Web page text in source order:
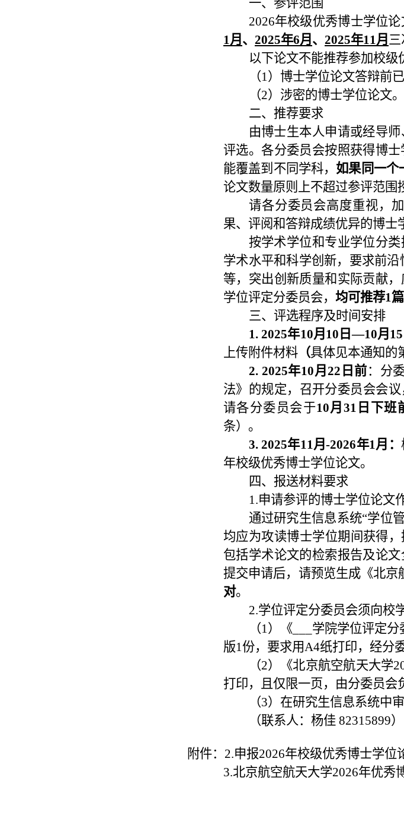
一、参评范围
2026年校级优秀博士学位
1月 、 2025年6月 、 2025年11月 三
以下论文不能推荐参加校级
（1）博士学位论文答辩前
（2）涉密的博士学位论文。
二、推荐要求
由博士生本人申请或经导
评选。各分委员会按照获得博
能覆盖到不同学科， 如果同一个
论文数量原则上不超过参评范围
请各分委员会高度重视，
果、评阅和答辩成绩优异的博士
按学术学位和专业学位分
学术水平和科学创新，要求前
等，突出创新质量和实际贡献
学位评定分委员会， 均可推荐1
三、评选程序及时间安排
1. 2025年10月10日—10月 15
上传附件材料 （具体见本通知的
2.2025年10月22 日 前：分
法》的规定，召开分委员会会
请各分委员会于10月31日下班
条）。
3. 2025年11月-2026年1月：
年校级优秀博士学位论文。
四、报送材料要求
1.申请参评的博士学位论文
通过研究生信息系统“学位
均应为攻读博士学位期间获得
包括学术论文的检索报告及论
提交申请后，请预览生成《北京
对。
2.学位评定分委员会须向校
（1）《___学院学位评定
版1份，要求用A4纸打印，经分
（2）《北京航空航天大学
打印，且仅限一页，由分委员会
（3）在研究生信息系统中
（联系人：杨佳 82315899）
附件：2.申报2026年校级优秀博士学位
3.北京航空航天大学2026年优秀